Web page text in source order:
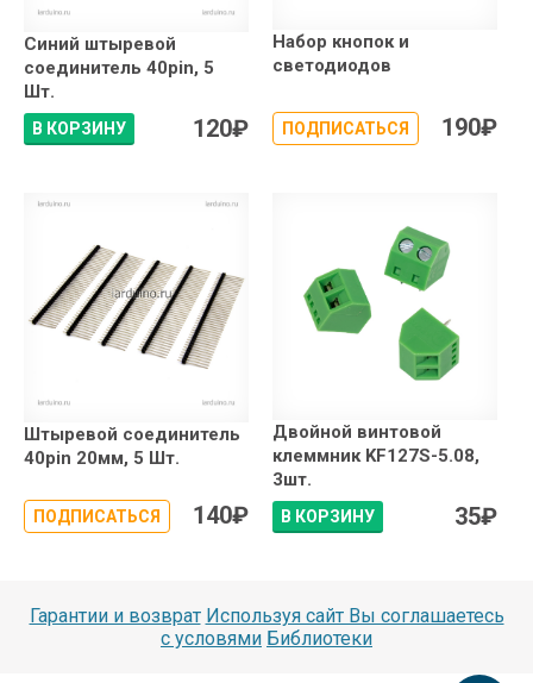
Синий штыревой
соединитель 40pin, 5
Шт.
В КОРЗИНУ 120₽
Набор кнопок и
светодиодов
ПОДПИСАТЬСЯ 190₽
Штыревой соединитель
40pin 20мм, 5 Шт.
ПОДПИСАТЬСЯ 140₽
Двойной винтовой
клеммник KF127S-5.08,
3шт.
В КОРЗИНУ 35₽
Гарантии и возврат Используя сайт Вы соглашаетесь
с условями Библиотеки